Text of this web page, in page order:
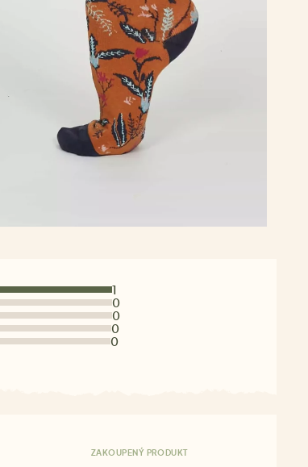
1
0
0
0
0
ZAKOUPENÝ PRODUKT